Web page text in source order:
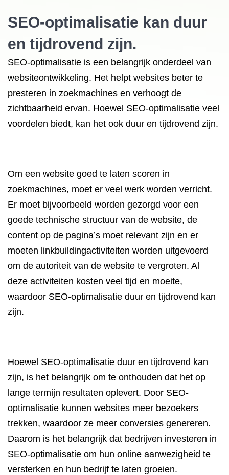
SEO-optimalisatie kan duur
en tijdrovend zijn.
SEO-optimalisatie is een belangrijk onderdeel van
websiteontwikkeling. Het helpt websites beter te
presteren in zoekmachines en verhoogt de
zichtbaarheid ervan. Hoewel SEO-optimalisatie veel
voordelen biedt, kan het ook duur en tijdrovend zijn.
Om een website goed te laten scoren in
zoekmachines, moet er veel werk worden verricht.
Er moet bijvoorbeeld worden gezorgd voor een
goede technische structuur van de website, de
content op de pagina’s moet relevant zijn en er
moeten linkbuildingactiviteiten worden uitgevoerd
om de autoriteit van de website te vergroten. Al
deze activiteiten kosten veel tijd en moeite,
waardoor SEO-optimalisatie duur en tijdrovend kan
zijn.
Hoewel SEO-optimalisatie duur en tijdrovend kan
zijn, is het belangrijk om te onthouden dat het op
lange termijn resultaten oplevert. Door SEO-
optimalisatie kunnen websites meer bezoekers
trekken, waardoor ze meer conversies genereren.
Daarom is het belangrijk dat bedrijven investeren in
SEO-optimalisatie om hun online aanwezigheid te
versterken en hun bedrijf te laten groeien.